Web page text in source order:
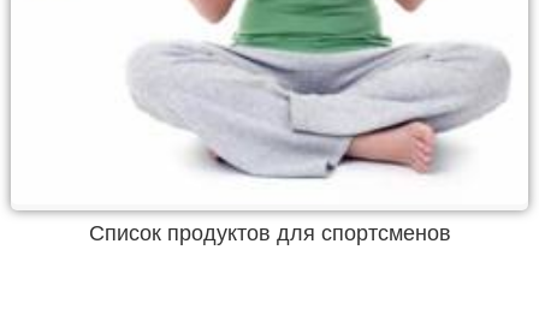
Список продуктов для спортсменов